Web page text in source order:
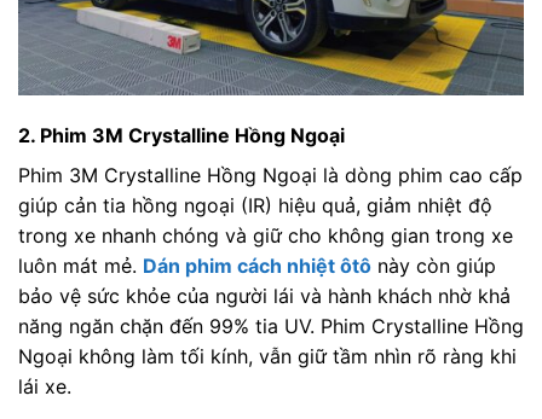
2. Phim 3M Crystalline Hồng Ngoại
Phim 3M Crystalline Hồng Ngoại là dòng phim cao cấp
giúp cản tia hồng ngoại (IR) hiệu quả, giảm nhiệt độ
trong xe nhanh chóng và giữ cho không gian trong xe
luôn mát mẻ. Dán phim cách nhiệt ôtô này còn giúp
bảo vệ sức khỏe của người lái và hành khách nhờ khả
năng ngăn chặn đến 99% tia UV. Phim Crystalline Hồng
Ngoại không làm tối kính, vẫn giữ tầm nhìn rõ ràng khi
lái xe.